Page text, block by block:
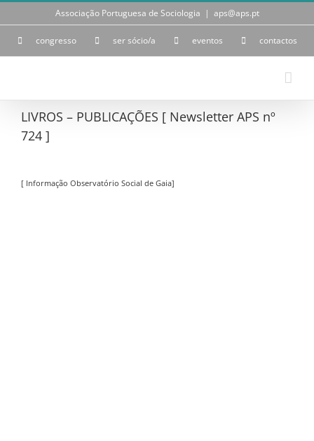
Skip
Associação Portuguesa de Sociologia | aps@aps.pt
congresso ser sócio/a eventos contactos
LIVROS – PUBLICAÇÕES [ Newsletter APS nº
724 ]
[ Informação Observatório Social de Gaia]